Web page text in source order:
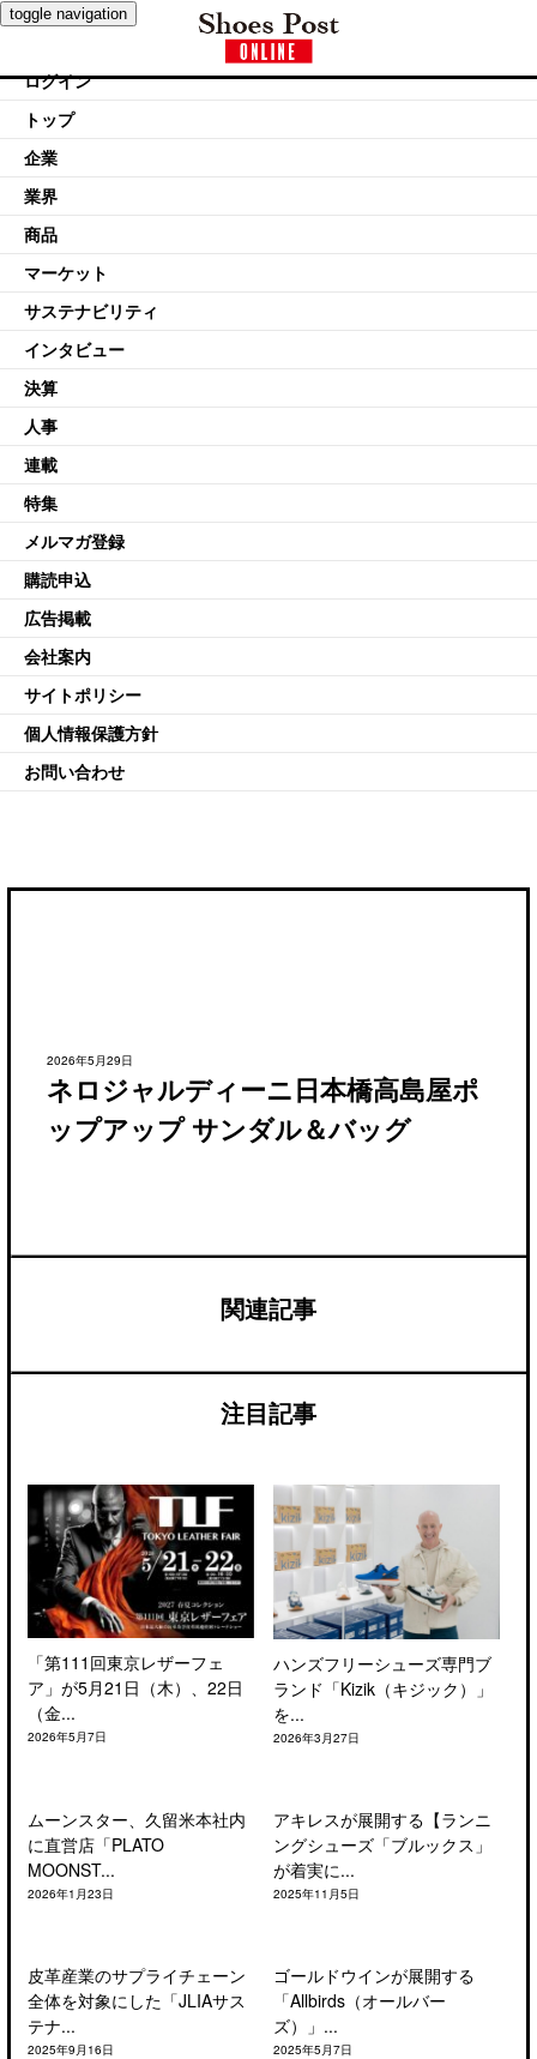
toggle navigation
ログイン
トップ
企業
業界
商品
マーケット
サステナビリティ
インタビュー
決算
人事
連載
特集
メルマガ登録
購読申込
広告掲載
会社案内
サイトポリシー
個人情報保護方針
お問い合わせ
2026年5月29日
ネロジャルディーニ日本橋高島屋ポ
ップアップ サンダル＆バッグ
関連記事
注目記事
「第111回東京レザーフェ
ア」が5月21日（木）、22日
（金...
2026年5月7日
ハンズフリーシューズ専門ブ
ランド「Kizik（キジック）」
を...
2026年3月27日
ムーンスター、久留米本社内
に直営店「PLATO
MOONST...
2026年1月23日
アキレスが展開する【ランニ
ングシューズ「ブルックス」
が着実に...
2025年11月5日
皮革産業のサプライチェーン
全体を対象にした「JLIAサス
テナ...
2025年9月16日
ゴールドウインが展開する
「Allbirds（オールバー
ズ）」...
2025年5月7日